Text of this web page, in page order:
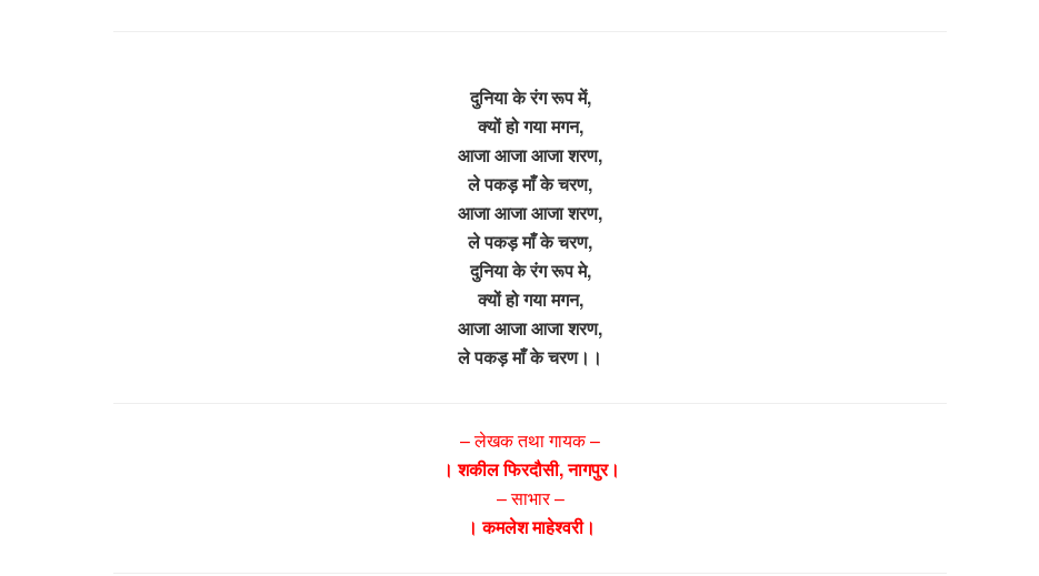
दुनिया के रंग रूप में,
क्यों हो गया मगन,
आजा आजा आजा शरण,
ले पकड़ माँ के चरण,
आजा आजा आजा शरण,
ले पकड़ माँ के चरण,
दुनिया के रंग रूप मे,
क्यों हो गया मगन,
आजा आजा आजा शरण,
ले पकड़ माँ के चरण।।
– लेखक तथा गायक –
। शकील फिरदौसी, नागपुर।
– साभार –
। कमलेश माहेश्वरी।